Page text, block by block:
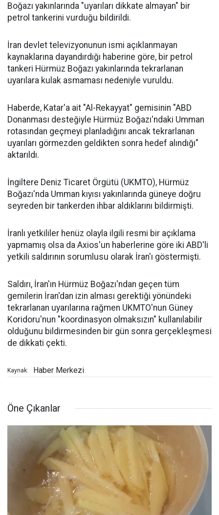
Boğazı yakınlarında "uyarıları dikkate almayan" bir
petrol tankerini vurduğu bildirildi.
İran devlet televizyonunun ismi açıklanmayan
kaynaklarına dayandırdığı haberine göre, bir petrol
tankeri Hürmüz Boğazı yakınlarında tekrarlanan
uyarılara kulak asmaması nedeniyle vuruldu.
Haberde, Katar'a ait "Al-Rekayyat" gemisinin "ABD
Donanması desteğiyle Hürmüz Boğazı'ndaki Umman
rotasından geçmeyi planladığını ancak tekrarlanan
uyarıları görmezden geldikten sonra hedef alındığı"
aktarıldı.
İngiltere Deniz Ticaret Örgütü (UKMTO), Hürmüz
Boğazı'nda Umman kıyısı yakınlarında güneye doğru
seyreden bir tankerden ihbar aldıklarını bildirmişti.
İranlı yetkililer henüz olayla ilgili resmi bir açıklama
yapmamış olsa da Axios'un haberlerine göre iki ABD'li
yetkili saldırının sorumlusu olarak İran'ı göstermişti.
Saldırı, İran'ın Hürmüz Boğazı'ndan geçen tüm
gemilerin İran'dan izin alması gerektiği yönündeki
tekrarlanan uyarılarına rağmen UKMTO'nun Güney
Koridoru'nun "koordinasyon olmaksızın" kullanılabilir
olduğunu bildirmesinden bir gün sonra gerçekleşmesi
de dikkati çekti.
Kaynak: Haber Merkezi
Öne Çıkanlar